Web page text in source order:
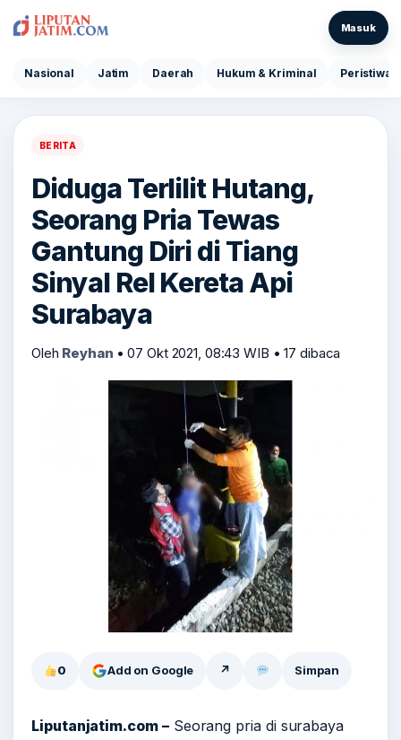
Nasional Jatim Daerah Hukum & Kriminal Peristiwa
Masuk
BERITA
Diduga Terlilit Hutang,
Seorang Pria Tewas
Gantung Diri di Tiang
Sinyal Rel Kereta Api
Surabaya
Oleh Reyhan • 07 Okt 2021, 08:43 WIB • 17 dibaca
0 Add on Google ↗ Simpan
Liputanjatim.com –Seorang pria di surabaya